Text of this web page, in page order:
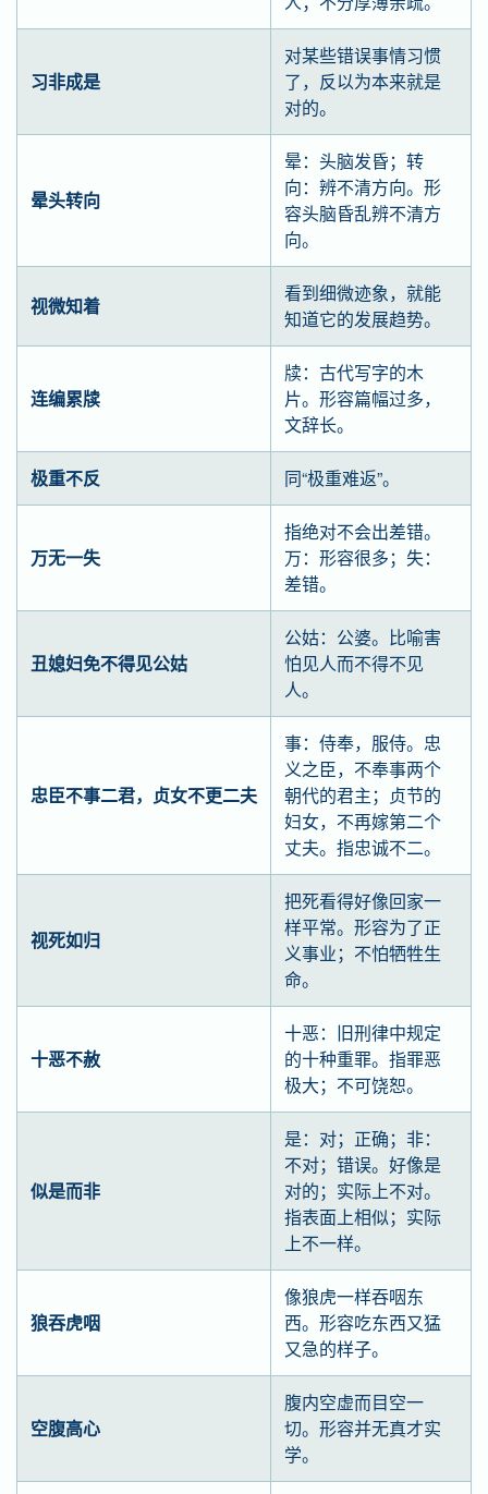
习非成是
对某些错误事情习惯
了，反以为本来就是
对的。
晕头转向
晕：头脑发昏；转
向：辨不清方向。形
容头脑昏乱辨不清方
向。
视微知着
看到细微迹象，就能
知道它的发展趋势。
连编累牍
牍：古代写字的木
片。形容篇幅过多，
文辞长。
极重不反 同“极重难返”。
万无一失
指绝对不会出差错。
万：形容很多；失：
差错。
丑媳妇免不得见公姑
公姑：公婆。比喻害
怕见人而不得不见
人。
忠臣不事二君，贞女不更二夫
事：侍奉，服侍。忠
义之臣，不奉事两个
朝代的君主；贞节的
妇女，不再嫁第二个
丈夫。指忠诚不二。
视死如归
把死看得好像回家一
样平常。形容为了正
义事业；不怕牺牲生
命。
十恶不赦
十恶：旧刑律中规定
的十种重罪。指罪恶
极大；不可饶恕。
似是而非
是：对；正确；非：
不对；错误。好像是
对的；实际上不对。
指表面上相似；实际
上不一样。
狼吞虎咽
像狼虎一样吞咽东
西。形容吃东西又猛
又急的样子。
空腹高心
腹内空虚而目空一
切。形容并无真才实
学。